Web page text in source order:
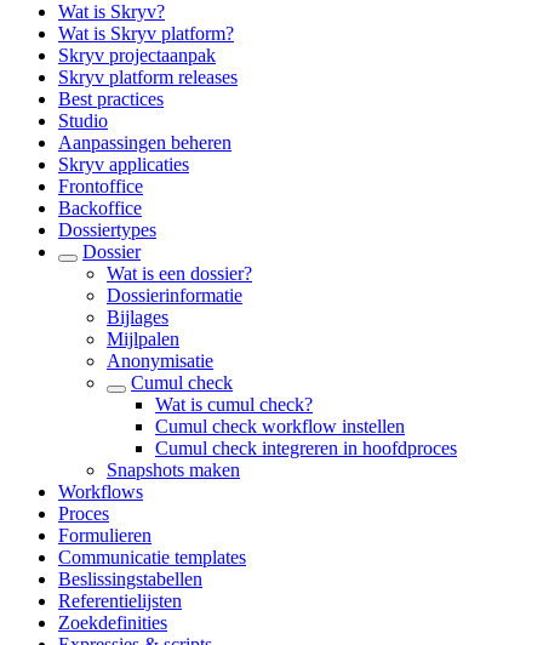
Wat is Skryv?
Wat is Skryv platform?
Skryv projectaanpak
Skryv platform releases
Best practices
Studio
Aanpassingen beheren
Skryv applicaties
Frontoffice
Backoffice
Dossiertypes
Dossier
Wat is een dossier?
Dossierinformatie
Bijlages
Mijlpalen
Anonymisatie
Cumul check
Wat is cumul check?
Cumul check workflow instellen
Cumul check integreren in hoofdproces
Snapshots maken
Workflows
Proces
Formulieren
Communicatie templates
Beslissingstabellen
Referentielijsten
Zoekdefinities